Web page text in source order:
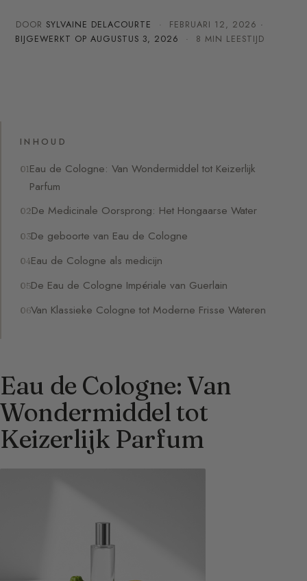
DOOR SYLVAINE DELACOURTE · FEBRUARI 12, 2026 ·
BIJGEWERKT OP AUGUSTUS 3, 2026 · 8 MIN LEESTIJD
INHOUD
Eau de Cologne: Van Wondermiddel tot Keizerlijk
Parfum
De Medicinale Oorsprong: Het Hongaarse Water
De geboorte van Eau de Cologne
Eau de Cologne als medicijn
De Eau de Cologne Impériale van Guerlain
Van Klassieke Cologne tot Moderne Frisse Wateren
Eau de Cologne: Van
Wondermiddel tot
Keizerlijk Parfum